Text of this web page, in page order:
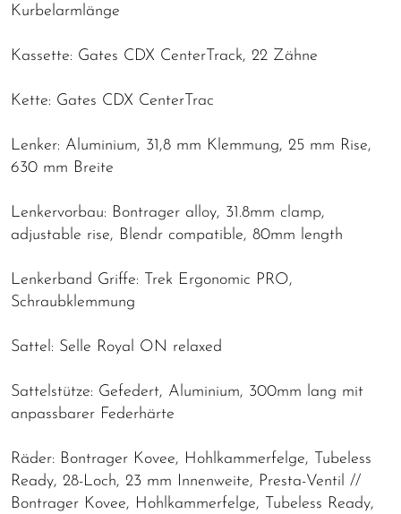
Kurbelarmlänge
Kassette: Gates CDX CenterTrack, 22 Zähne
Kette: Gates CDX CenterTrac
Lenker: Aluminium, 31,8 mm Klemmung, 25 mm Rise,
630 mm Breite
Lenkervorbau: Bontrager alloy, 31.8mm clamp,
adjustable rise, Blendr compatible, 80mm length
Lenkerband Griffe: Trek Ergonomic PRO,
Schraubklemmung
Sattel: Selle Royal ON relaxed
Sattelstütze: Gefedert, Aluminium, 300mm lang mit
anpassbarer Federhärte
Räder: Bontrager Kovee, Hohlkammerfelge, Tubeless
Ready, 28-Loch, 23 mm Innenweite, Presta-Ventil //
Bontrager Kovee, Hohlkammerfelge, Tubeless Ready,